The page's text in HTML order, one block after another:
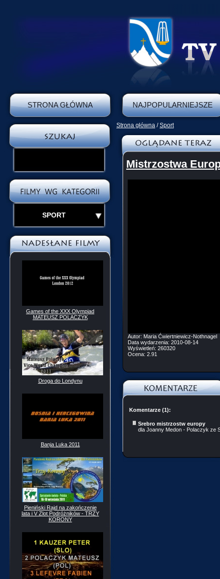
STRONA GŁÓWNA NAJPOPULARNIEJSZE
SPORT
Games of the XXX Olympiad
MATEUSZ POLACZYK
Droga do Londynu
Banja Luka 2011
Pieniński Rajd na zakończenie
lata i V Zlot Podróżników - TRZY
KORONY
Strona główna /Sport
Mistrzostwa
Autor: Maria Ćwiertniewicz-Nothnagel
Data wydarzenia: 2010-08-14
Wyświetleń: 260320
Ocena: 2.91
Komentarze (1):
Srebro mistrzostw europy
dla Joanny Medon - Polaczyk ze